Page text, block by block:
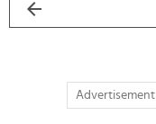
Advertisement